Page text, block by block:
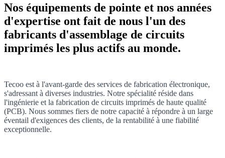
Nos équipements de pointe et nos années
d'expertise ont fait de nous l'un des
fabricants d'assemblage de circuits
imprimés les plus actifs au monde.
Tecoo est à l'avant-garde des services de fabrication électronique,
s'adressant à diverses industries. Notre spécialité réside dans
l'ingénierie et la fabrication de circuits imprimés de haute qualité
(PCB). Nous sommes fiers de notre capacité à répondre à un large
éventail d'exigences des clients, de la rentabilité à une fiabilité
exceptionnelle.